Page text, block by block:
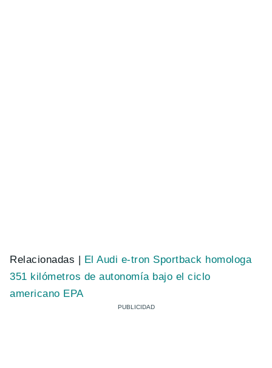
Relacionadas | El Audi e-tron Sportback homologa
351 kilómetros de autonomía bajo el ciclo
americano EPA